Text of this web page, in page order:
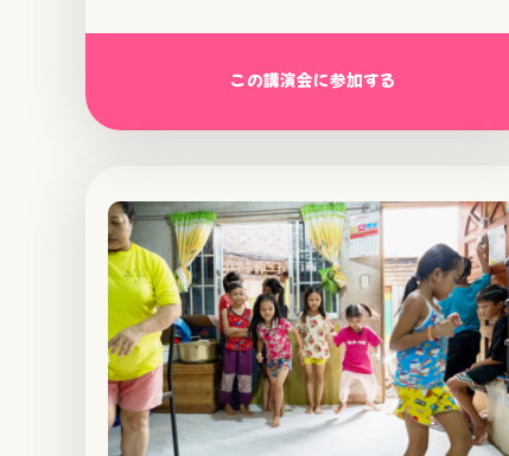
この講演会に参加する